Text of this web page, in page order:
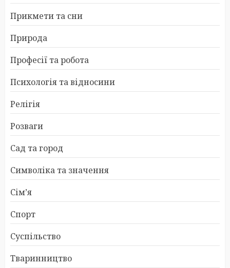
Прикмети та сни
Природа
Професії та робота
Психологія та відносини
Релігія
Розваги
Сад та город
Символіка та значення
Сім’я
Спорт
Суспільство
Тваринництво